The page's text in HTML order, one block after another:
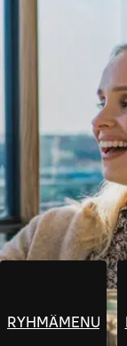
RYHMÄMENUT